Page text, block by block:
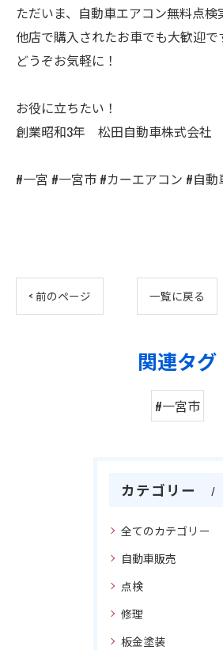
ただいま、自動車エアコン無料点検
他店で購入されたお車でも大歓迎
どうぞお気軽に！
お役に立ちたい！
創業昭和3年 松田自動車株式会社
#一宮 #一宮市 #カーエアコン #自動
< 前のページ 一覧に戻る
関連タグ
#一宮市
カテゴリー
全てのカテゴリー
自動車販売
点検
修理
板金塗装